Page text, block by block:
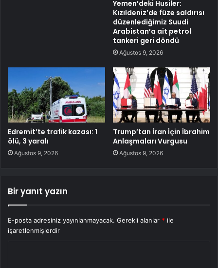
Yemen’deki Husiler:
Kızıldeniz’de füze saldırısı
düzenlediğimiz Suudi
Arabistan’a ait petrol
tankeri geri döndü
Ağustos 9, 2026
Edremit’te trafik kazası: 1
ölü, 3 yaralı
Ağustos 9, 2026
Trump’tan İran İçin İbrahim
Anlaşmaları Vurgusu
Ağustos 9, 2026
Bir yanıt yazın
E-posta adresiniz yayınlanmayacak. Gerekli alanlar * ile
işaretlenmişlerdir